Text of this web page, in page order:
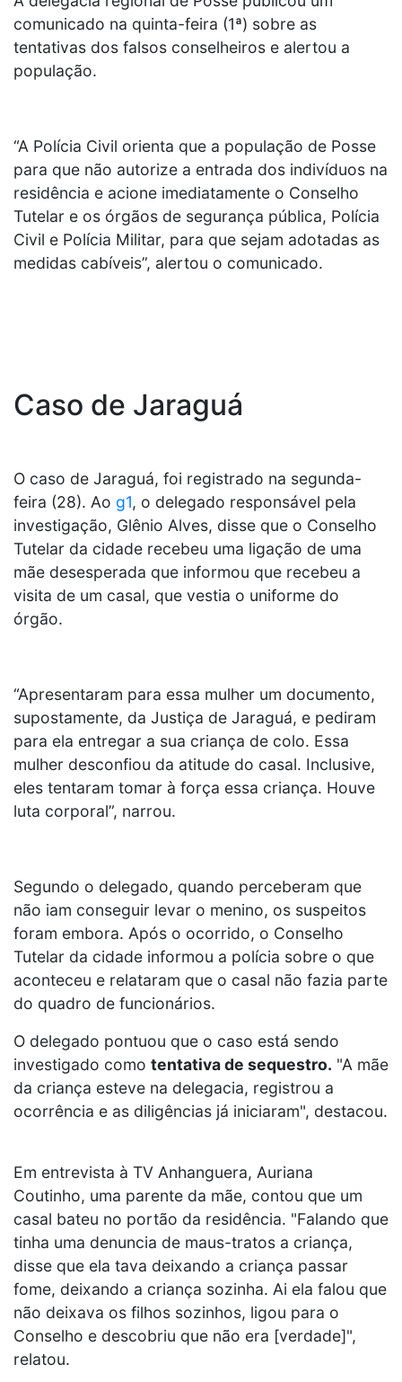
comunicado na quinta-feira (1ª) sobre as
tentativas dos falsos conselheiros e alertou a
população.
“A Polícia Civil orienta que a população de Posse
para que não autorize a entrada dos indivíduos na
residência e acione imediatamente o Conselho
Tutelar e os órgãos de segurança pública, Polícia
Civil e Polícia Militar, para que sejam adotadas as
medidas cabíveis”, alertou o comunicado.
Caso de Jaraguá
O caso de Jaraguá, foi registrado na segunda-
feira (28). Ao g1, o delegado responsável pela
investigação, Glênio Alves, disse que o Conselho
Tutelar da cidade recebeu uma ligação de uma
mãe desesperada que informou que recebeu a
visita de um casal, que vestia o uniforme do
órgão.
“Apresentaram para essa mulher um documento,
supostamente, da Justiça de Jaraguá, e pediram
para ela entregar a sua criança de colo. Essa
mulher desconfiou da atitude do casal. Inclusive,
eles tentaram tomar à força essa criança. Houve
luta corporal”, narrou.
Segundo o delegado, quando perceberam que
não iam conseguir levar o menino, os suspeitos
foram embora. Após o ocorrido, o Conselho
Tutelar da cidade informou a polícia sobre o que
aconteceu e relataram que o casal não fazia parte
do quadro de funcionários.
O delegado pontuou que o caso está sendo
investigado como tentativa de sequestro. "A mãe
da criança esteve na delegacia, registrou a
ocorrência e as diligências já iniciaram", destacou.
Em entrevista à TV Anhanguera, Auriana
Coutinho, uma parente da mãe, contou que um
casal bateu no portão da residência. "Falando que
tinha uma denuncia de maus-tratos a criança,
disse que ela tava deixando a criança passar
fome, deixando a criança sozinha. Ai ela falou que
não deixava os filhos sozinhos, ligou para o
Conselho e descobriu que não era [verdade]",
relatou.